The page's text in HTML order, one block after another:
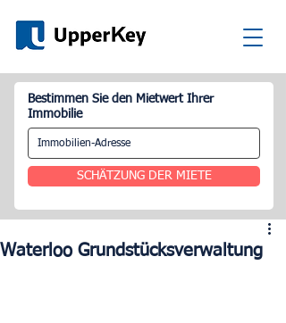
Bestimmen Sie den Mietwert Ihrer
Immobilie
SCHÄTZUNG DER MIETE
Waterloo Grundstücksverwaltung